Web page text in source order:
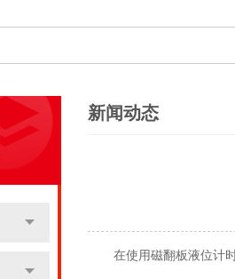
新闻动态
在使用磁翻板液位计